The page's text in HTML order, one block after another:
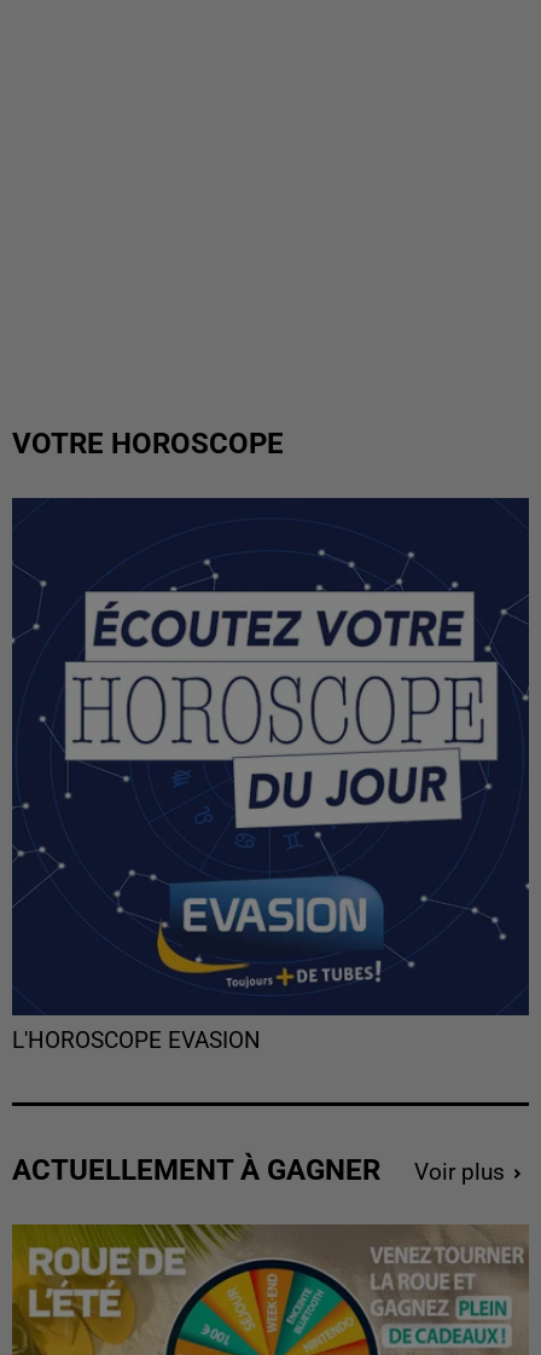
VOTRE HOROSCOPE
L'HOROSCOPE EVASION
ACTUELLEMENT À GAGNER Voir plus